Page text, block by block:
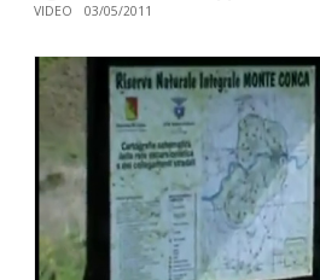
VIDEO 03/05/2011